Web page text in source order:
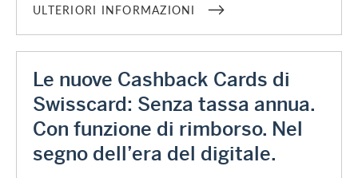
ULTERIORI INFORMAZIONI
Le nuove Cashback Cards di
Swisscard: Senza tassa annua.
Con funzione di rimborso. Nel
segno dell’era del digitale.